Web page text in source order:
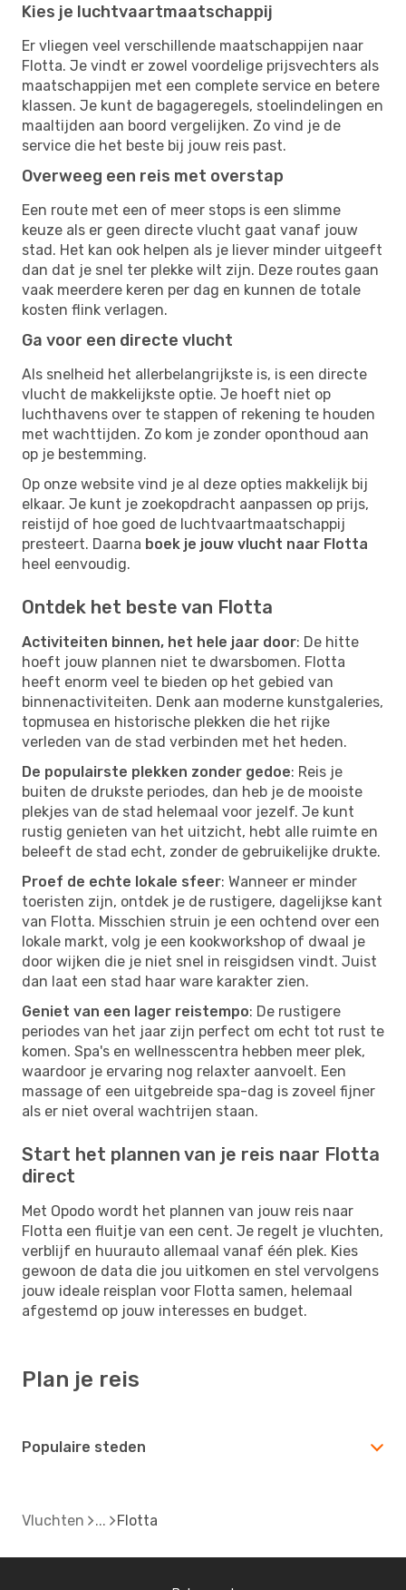
Kies je luchtvaartmaatschappij
Er vliegen veel verschillende maatschappijen naar
Flotta. Je vindt er zowel voordelige prijsvechters als
maatschappijen met een complete service en betere
klassen. Je kunt de bagageregels, stoelindelingen en
maaltijden aan boord vergelijken. Zo vind je de
service die het beste bij jouw reis past.
Overweeg een reis met overstap
Een route met een of meer stops is een slimme
keuze als er geen directe vlucht gaat vanaf jouw
stad. Het kan ook helpen als je liever minder uitgeeft
dan dat je snel ter plekke wilt zijn. Deze routes gaan
vaak meerdere keren per dag en kunnen de totale
kosten flink verlagen.
Ga voor een directe vlucht
Als snelheid het allerbelangrijkste is, is een directe
vlucht de makkelijkste optie. Je hoeft niet op
luchthavens over te stappen of rekening te houden
met wachttijden. Zo kom je zonder oponthoud aan
op je bestemming.
Op onze website vind je al deze opties makkelijk bij
elkaar. Je kunt je zoekopdracht aanpassen op prijs,
reistijd of hoe goed de luchtvaartmaatschappij
presteert. Daarna boek je jouw vlucht naar Flotta
heel eenvoudig.
Ontdek het beste van Flotta
Activiteiten binnen, het hele jaar door: De hitte
hoeft jouw plannen niet te dwarsbomen. Flotta
heeft enorm veel te bieden op het gebied van
binnenactiviteiten. Denk aan moderne kunstgaleries,
topmusea en historische plekken die het rijke
verleden van de stad verbinden met het heden.
De populairste plekken zonder gedoe: Reis je
buiten de drukste periodes, dan heb je de mooiste
plekjes van de stad helemaal voor jezelf. Je kunt
rustig genieten van het uitzicht, hebt alle ruimte en
beleeft de stad echt, zonder de gebruikelijke drukte.
Proef de echte lokale sfeer: Wanneer er minder
toeristen zijn, ontdek je de rustigere, dagelijkse kant
van Flotta. Misschien struin je een ochtend over een
lokale markt, volg je een kookworkshop of dwaal je
door wijken die je niet snel in reisgidsen vindt. Juist
dan laat een stad haar ware karakter zien.
Geniet van een lager reistempo: De rustigere
periodes van het jaar zijn perfect om echt tot rust te
komen. Spa's en wellnesscentra hebben meer plek,
waardoor je ervaring nog relaxter aanvoelt. Een
massage of een uitgebreide spa-dag is zoveel fijner
als er niet overal wachtrijen staan.
Start het plannen van je reis naar Flotta
direct
Met Opodo wordt het plannen van jouw reis naar
Flotta een fluitje van een cent. Je regelt je vluchten,
verblijf en huurauto allemaal vanaf één plek. Kies
gewoon de data die jou uitkomen en stel vervolgens
jouw ideale reisplan voor Flotta samen, helemaal
afgestemd op jouw interesses en budget.
Plan je reis
Populaire steden
Vluchten Flotta